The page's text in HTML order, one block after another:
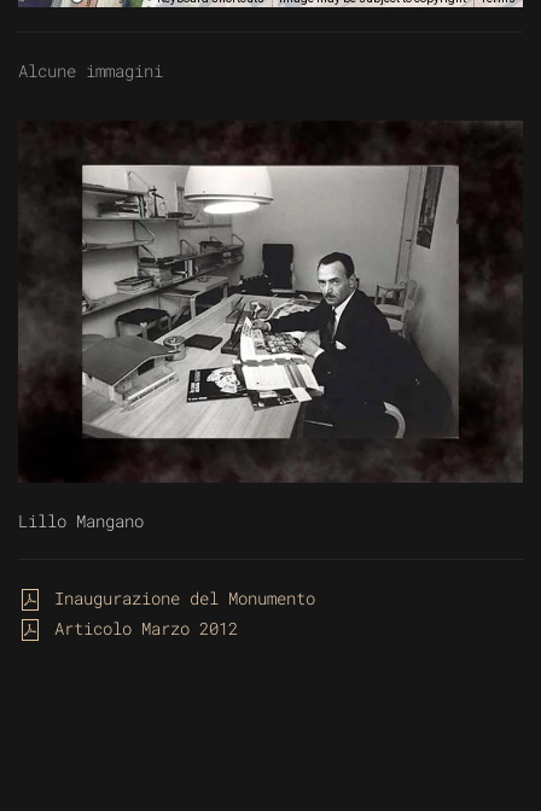
Alcune immagini
Lillo Mangano
Inaugurazione del Monumento
Articolo Marzo 2012